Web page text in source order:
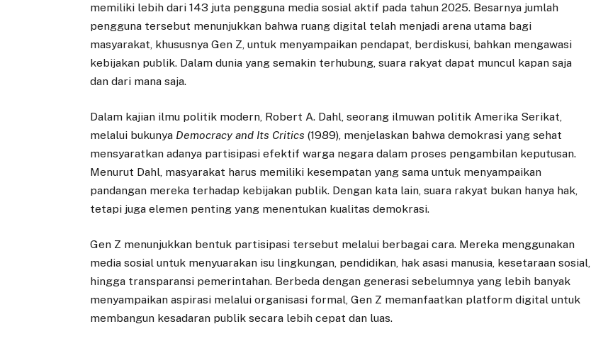
memiliki lebih dari 143 juta pengguna media sosial aktif pada tahun 2025. Besarnya jumlah
pengguna tersebut menunjukkan bahwa ruang digital telah menjadi arena utama bagi
masyarakat, khususnya Gen Z, untuk menyampaikan pendapat, berdiskusi, bahkan mengawasi
kebijakan publik. Dalam dunia yang semakin terhubung, suara rakyat dapat muncul kapan saja
dan dari mana saja.
Dalam kajian ilmu politik modern, Robert A. Dahl, seorang ilmuwan politik Amerika Serikat,
melalui bukunya Democracy and Its Critics (1989), menjelaskan bahwa demokrasi yang sehat
mensyaratkan adanya partisipasi efektif warga negara dalam proses pengambilan keputusan.
Menurut Dahl, masyarakat harus memiliki kesempatan yang sama untuk menyampaikan
pandangan mereka terhadap kebijakan publik. Dengan kata lain, suara rakyat bukan hanya hak,
tetapi juga elemen penting yang menentukan kualitas demokrasi.
Gen Z menunjukkan bentuk partisipasi tersebut melalui berbagai cara. Mereka menggunakan
media sosial untuk menyuarakan isu lingkungan, pendidikan, hak asasi manusia, kesetaraan sosial,
hingga transparansi pemerintahan. Berbeda dengan generasi sebelumnya yang lebih banyak
menyampaikan aspirasi melalui organisasi formal, Gen Z memanfaatkan platform digital untuk
membangun kesadaran publik secara lebih cepat dan luas.